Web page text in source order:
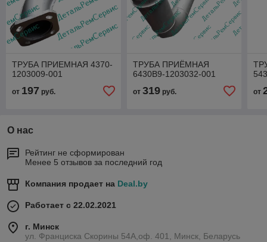
ТРУБА ПРИЕМНАЯ 4370-
1203009-001
от 197 руб.
ТРУБА ПРИЁМНАЯ
6430В9-1203032-001
от 319руб. от
О нас
Рейтинг не сформирован
Менее 5 отзывов за последний год
Компания продает на Deal.by
Работает с 22.02.2021
г. Минск
ул. Франциска Скорины 54А,оф. 401, Минск, Беларусь